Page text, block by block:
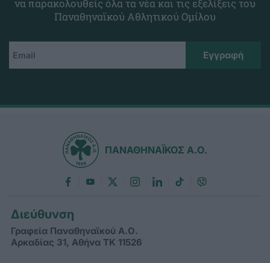
να παρακολουθείς όλα τα νέα και τις εξελίξεις του
Παναθηναϊκού Αθλητικού Ομίλου
ΠΑΝΑΘΗΝΑΪΚΟΣ Α.Ο.
Διεύθυνση
Γραφεία Παναθηναϊκού Α.Ο.
Αρκαδίας 31, Αθήνα ΤΚ 11526